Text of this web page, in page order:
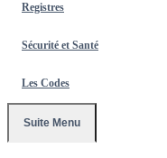
Registres
Sécurité et Santé
Les Codes
Suite Menu